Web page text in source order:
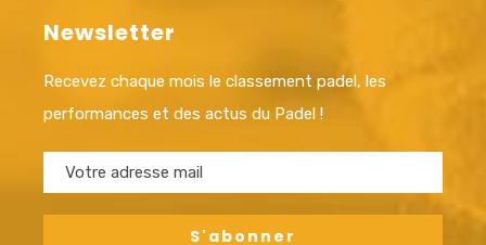
Newsletter
Recevez chaque mois le classement padel, les
performances et des actus du Padel !